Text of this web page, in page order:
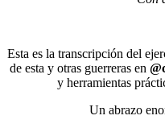
Esta es la transcripción del
de esta y otras guerreras en
y herramientas
Un abrazo